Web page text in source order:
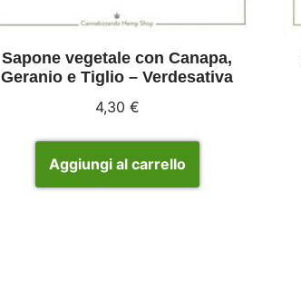
Sapone vegetale con Canapa,
Geranio e Tiglio – Verdesativa
4,30 €
Aggiungi al carrello